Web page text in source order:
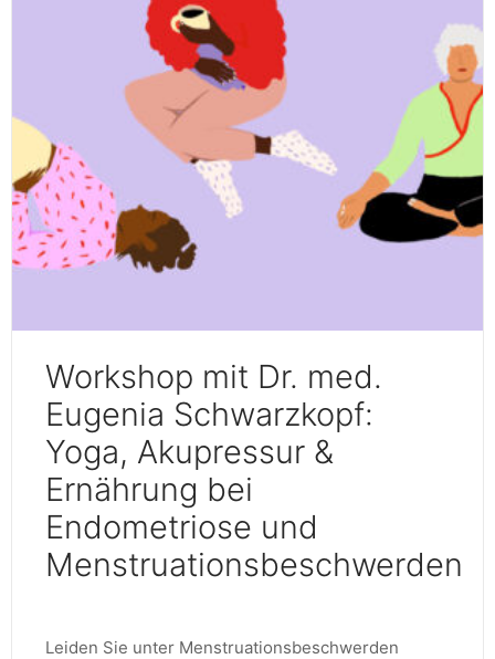
Workshop mit Dr. med.
Eugenia Schwarzkopf:
Yoga, Akupressur &
Ernährung bei
Endometriose und
Menstruationsbeschwerden
Leiden Sie unter Menstruationsbeschwerden